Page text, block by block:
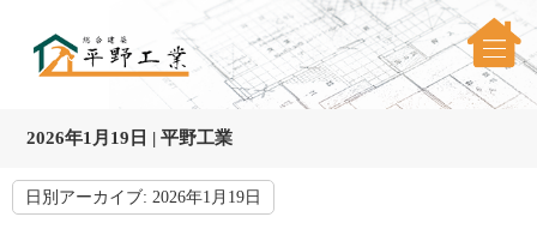
2026年1月19日 | 平野工業
日別アーカイブ: 2026年1月19日